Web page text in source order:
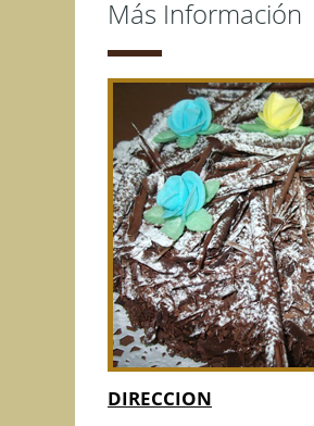
Más Información
DIRECCION